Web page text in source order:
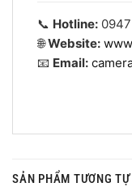
📞 Hotline:
🌐Website:
📧 Email:
SẢN PHẨM TƯƠNG TỰ